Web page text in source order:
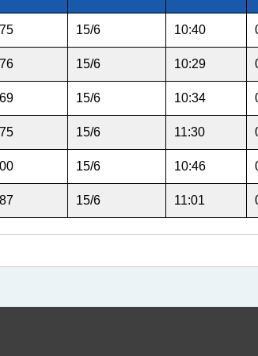
15/6 10:40
15/6 10:29
15/6 10:34
15/6 11:30
15/6 10:46
15/6 11:01